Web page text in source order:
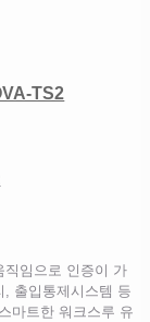
TS2
직임으로 인증이 가
, 출입통제시스템 등
마트한 워크스루 유